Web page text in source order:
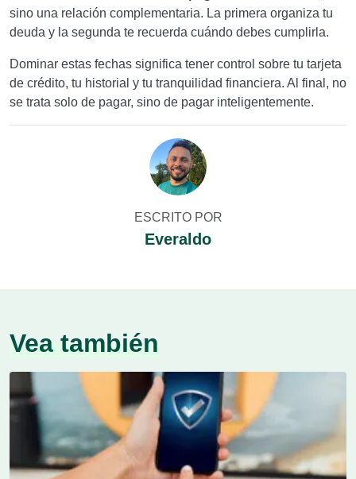
sino una relación complementaria. La primera organiza tu
deuda y la segunda te recuerda cuándo debes cumplirla.
Dominar estas fechas significa tener control sobre tu tarjeta
de crédito, tu historial y tu tranquilidad financiera. Al final, no
se trata solo de pagar, sino de pagar inteligentemente.
ESCRITO POR
Everaldo
Vea también